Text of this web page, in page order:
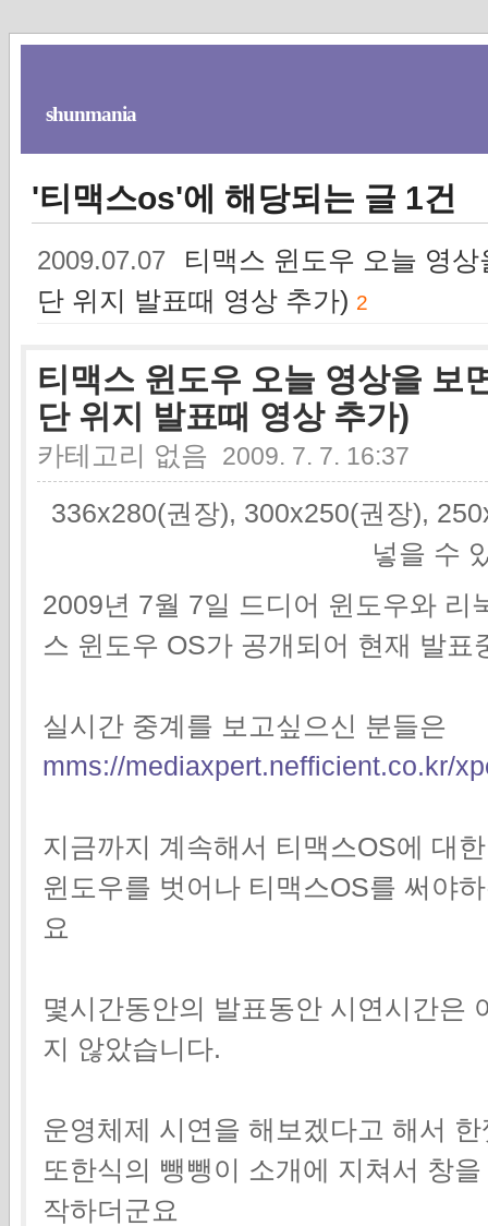
shunmania
'티맥스os'에 해당되는 글 1건
2009.07.07
티맥스 윈도우 오늘 영
단 위지 발표때 영상 추가) 2
티맥스 윈도우 오늘 영상을 보
단 위지 발표때 영상 추가)
카테고리 없음 2009. 7. 7. 16:37
336x280(권장), 300x250(권장),
넣을 수
2009년 7월 7일 드디어 윈도우와 리
스 윈도우 OS가 공개되어 현재 발표
실시간 중계를 보고싶으신 분들은
mms://mediaxpert.nefficient.co.kr/
지금까지 계속해서 티맥스OS에 대
윈도우를 벗어나 티맥스OS를 써야
요
몇시간동안의 발표동안 시연시간은
지 않았습니다.
운영체제 시연을 해보겠다고 해서
또한식의 뺑뺑이 소개에 지쳐서 창
작하더군요